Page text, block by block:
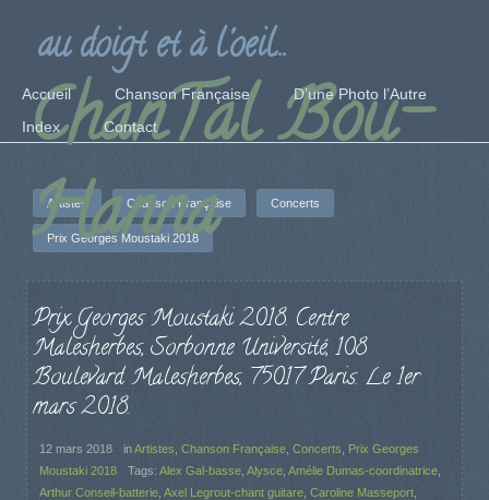
ChanTal Bou-
Hanna
au doigt et à l'oeil...
Accueil Chanson Française
D’une Photo l’Autre
Index
Contact
Artistes Chanson Française Concerts
Prix Georges Moustaki 2018
Prix Georges Moustaki 2018. Centre
Malesherbes, Sorbonne Université, 108
Boulevard Malesherbes, 75017 Paris. Le 1er
mars 2018.
12 mars 2018 inArtistes Chanson Française Concerts
Prix Georges
Moustaki 2018
Tags: Alex Gal-basse Alysce Amélie Dumas-coordinatrice
Arthur Conseil-batterie Axel Legrout-chant guitare Caroline Masseport